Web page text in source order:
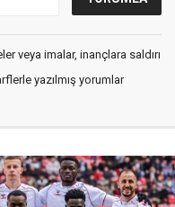
veya imalar, inançlara saldırı
yazılmış yorumlar